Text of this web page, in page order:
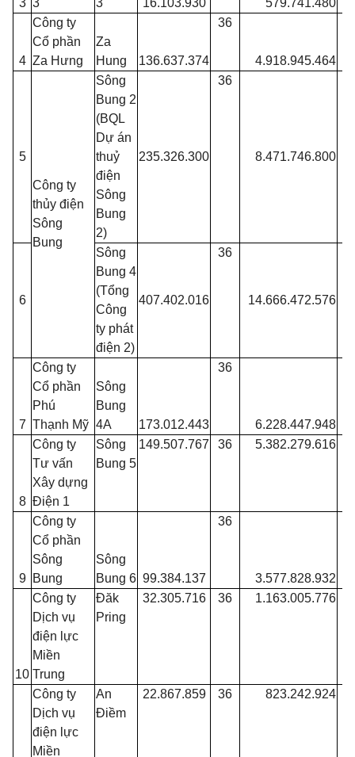
4
Công ty
Cổ phần
Za Hưng
Za
Hung
136.637.374
36
4.918.945.464
5
Công ty
thủy điện
Sông
Bung
Sông
Bung 2
(BQL
Dự án
thuỷ
điện
Sông
Bung
2)
235.326.300
36
8.471.746.800
6
Sông
Bung 4
(Tổng
Công
ty phát
điện 2)
407.402.016
36
14.666.472.576
7
Công ty
Cổ phần
Phú
Thạnh Mỹ
Sông
Bung
4A
173.012.443
36
6.228.447.948
8
Công ty
Tư vấn
Xây dựng
Điện 1
Sông
Bung 5
149.507.767 36 5.382.279.616
9
Công ty
Cổ phần
Sông
Bung
Sông
Bung 6 99.384.137
36
3.577.828.932
10
Công ty
Dịch vụ
điện lực
Miền
Trung
Đăk
Pring
32.305.716 36 1.163.005.776
Công ty
Dịch vụ
điện lực
Miền
An
Điềm
22.867.859 36 823.242.924